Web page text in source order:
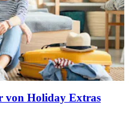
von Holiday Extras